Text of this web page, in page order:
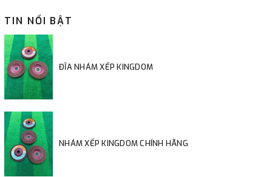
TIN NỔI BẬT
ĐĨA NHÁM XẾP KINGDOM
NHÁM XẾP KINGDOM CHÍNH HÃNG